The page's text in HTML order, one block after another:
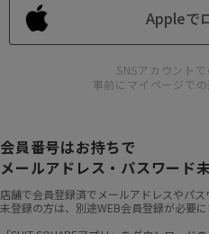
Appleで
SNSアカウントで
事前にマイページで
会員番号はお持ちで
メールアドレス・パスワード
店舗で会員登録済でメールアドレスやパス
未登録の方は、別途WEB会員登録が必要に